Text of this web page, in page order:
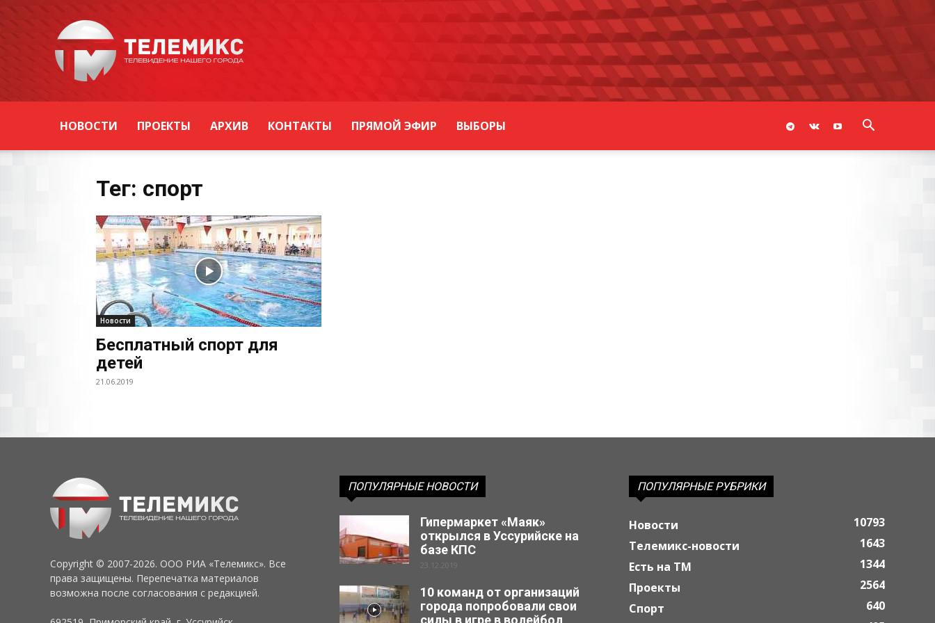
Уссурийска
НОВОСТИ ПРОЕКТЫ АРХИВ КОНТАКТЫ ПРЯМОЙ ЭФИР ВЫБОРЫ
Тег: спорт
Новости
Бесплатный спорт для
детей
21.06.2019
Copyright © 2007-2026. ООО РИА «Телемикс». Все
права защищены. Перепечатка материалов
возможна после согласования с редакцией.
ПОПУЛЯРНЫЕ НОВОСТИ
Гипермаркет «Маяк»
открылся в Уссурийске на
базе КПС
23.12.2019
10 команд от организаций
города попробовали свои
силы в игре в волейбол
ПОПУЛЯРНЫЕ РУБРИКИ
Новости
10793
Телемикс-новости
1643
Есть на ТМ
1344
Проекты
2564
Спорт
640